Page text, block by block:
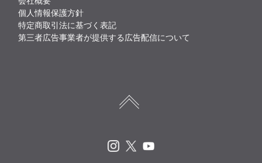
個人情報保護方針
特定商取引法に基づく表記
第三者広告事業者が提供する広告配信について